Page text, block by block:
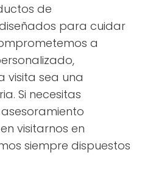
de
para cuidar
a
visita sea una
Si necesitas
visitarnos en
siempre dispuestos